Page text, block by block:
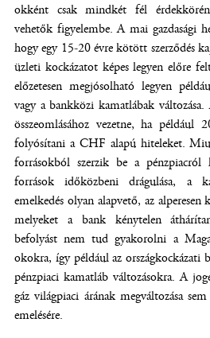
okként csak mindkét fél
vehetők figyelembe. A mai gazdasági
hogy egy 15-20 évre kötött szerződés
üzleti kockázatot képes legyen előre
előzetesen megjósolható legyen
vagy a bankközi kamatlábak
összeomlásához vezetne, ha például
folyósítani a CHF alapú hiteleket.
forrásokból szerzik be a pénzpiacról
források időközbeni drágulása, a
emelkedés olyan alapvető, az
melyeket a bank kénytelen
befolyást nem tud gyakorolni a
okokra, így például az országkockázati
pénzpiaci kamatláb változásokra. A
gáz világpiaci árának megváltozása
emelésére.